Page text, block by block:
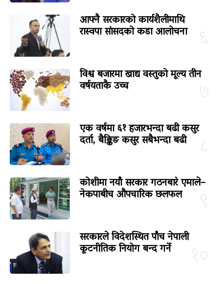
आफ्नै सरकारको कार्यशैलीमाथि
रास्वपा सांसदको कडा आलोचना
विश्व बजारमा खाद्य वस्तुको मूल्य तीन
वर्षयताकै उच्च
एक वर्षमा ६१ हजारभन्दा बढी कसुर
दर्ता, बैङ्किङ कसुर सबैभन्दा बढी
कोशीमा नयाँ सरकार गठनबारे एमाले–
नेकपाबीच औपचारिक छलफल
सरकारले विदेशस्थित पाँच नेपाली
कूटनीतिक नियोग बन्द गर्ने